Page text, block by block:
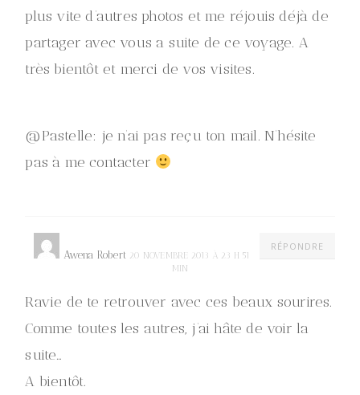
plus vite d’autres photos et me réjouis déjà de
partager avec vous a suite de ce voyage. A
très bientôt et merci de vos visites.
@Pastelle: je n’ai pas reçu ton mail. N’hésite
pas à me contacter
RÉPONDRE
Awena Robert 20 NOVEMBRE 2013 À 23 H 51
MIN
Ravie de te retrouver avec ces beaux sourires.
Comme toutes les autres, j’ai hâte de voir la
suite…
A bientôt.